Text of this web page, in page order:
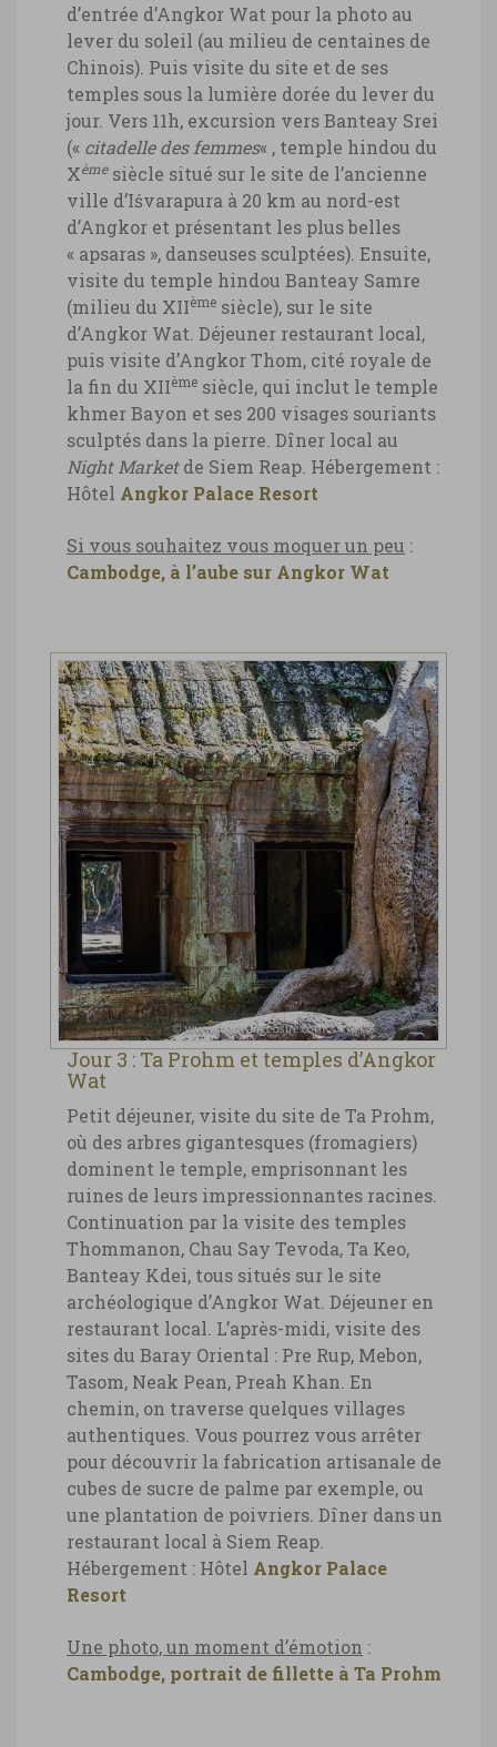
d’entrée d’Angkor Wat pour la photo au
lever du soleil (au milieu de centaines de
Chinois). Puis visite du site et de ses
temples sous la lumière dorée du lever du
jour. Vers 11h, excursion vers Banteay Srei
(« citadelle des femmes« , temple hindou du
Xèmesiècle situé sur le site de l’ancienne
ville d’Iśvarapura à 20 km au nord-est
d’Angkor et présentant les plus belles
« apsaras », danseuses sculptées). Ensuite,
visite du temple hindou Banteay Samre
(milieu du XIIème siècle), sur le site
d’Angkor Wat. Déjeuner restaurant local,
puis visite d’Angkor Thom, cité royale de
la fin du XIIème siècle, qui inclut le temple
khmer Bayon et ses 200 visages souriants
sculptés dans la pierre. Dîner local au
Night Marketde Siem Reap. Hébergement :
Hôtel Angkor Palace Resort
Si vous souhaitez vous moquer un peu :
Cambodge, à l’aube sur Angkor Wat
Jour 3 : Ta Prohm et temples d’Angkor
Wat
Petit déjeuner, visite du site de Ta Prohm,
où des arbres gigantesques (fromagiers)
dominent le temple, emprisonnant les
ruines de leurs impressionnantes racines.
Continuation par la visite des temples
Thommanon, Chau Say Tevoda, Ta Keo,
Banteay Kdei, tous situés sur le site
archéologique d’Angkor Wat. Déjeuner en
restaurant local. L’après-midi, visite des
sites du Baray Oriental : Pre Rup, Mebon,
Tasom, Neak Pean, Preah Khan. En
chemin, on traverse quelques villages
authentiques. Vous pourrez vous arrêter
pour découvrir la fabrication artisanale de
cubes de sucre de palme par exemple, ou
une plantation de poivriers. Dîner dans un
restaurant local à Siem Reap.
Hébergement : Hôtel Angkor Palace
Resort
Une photo, un moment d’émotion :
Cambodge, portrait de fillette à Ta Prohm